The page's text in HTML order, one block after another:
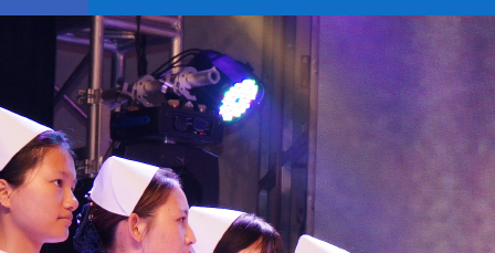
合作交流 社会服务 专业认证 网
络
教